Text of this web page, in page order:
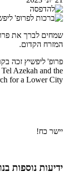
שמחים לברך את
המזרח הקדום.
Azekah and the
for a Lower City".
יישר כח!
ידיעות נוספות